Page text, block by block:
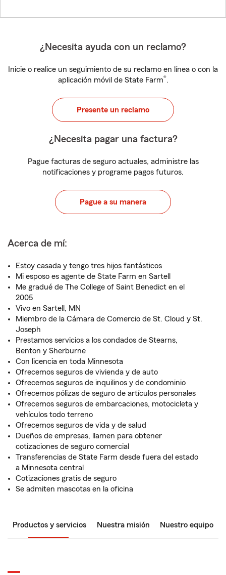
¿Necesita ayuda con un reclamo?
Inicie o realice un seguimiento de su reclamo en línea o con la
aplicación móvil de State Farm®.
Presente un reclamo
¿Necesita pagar una factura?
Pague facturas de seguro actuales, administre las
notificaciones y programe pagos futuros.
Pague a su manera
Acerca de mí:
Estoy casada y tengo tres hijos fantásticos
Mi esposo es agente de State Farm en Sartell
Me gradué de The College of Saint Benedict en el
2005
Vivo en Sartell, MN
Miembro de la Cámara de Comercio de St. Cloud y St.
Joseph
Prestamos servicios a los condados de Stearns,
Benton y Sherburne
Con licencia en toda Minnesota
Ofrecemos seguros de vivienda y de auto
Ofrecemos seguros de inquilinos y de condominio
Ofrecemos pólizas de seguro de artículos personales
Ofrecemos seguros de embarcaciones, motocicleta y
vehículos todo terreno
Ofrecemos seguros de vida y de salud
Dueños de empresas, llamen para obtener
cotizaciones de seguro comercial
Transferencias de State Farm desde fuera del estado
a Minnesota central
Cotizaciones gratis de seguro
Se admiten mascotas en la oficina
Productos y servicios Nuestra misión Nuestro equipo